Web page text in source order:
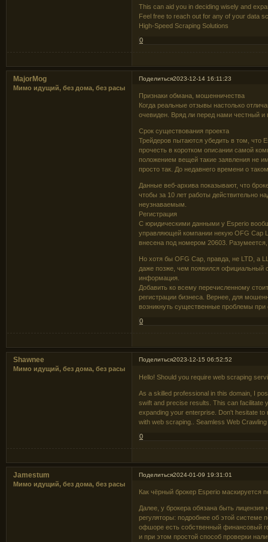
This can aid you in deciding wisely and
Feel free to reach out for any of your data
High-Speed Scraping Solutions
0
Поделиться2023-12-14 16:11:23
MajorMog
Мимо идущий, без дома, без расы
Признаки обмана, мошенничества
Когда реальные отзывы настолько
очевиден. Вряд ли перед нами честный
Срок существования проекта
Трейдеров пытаются убедить в том, что
прочесть в коротком описании самой
положением вещей такие заявления не
просто так. До недавнего времени о
Данные веб-архива показывают, что
чтобы за 10 лет работы действительно
неузнаваемым.
Регистрация
С юридическими данными у Esperio
управляющей компании некую OFG Cap
внесена под номером 20603.
Но хотя бы OFG Cap, правда, не LTD, а
даже позже, чем появился официальный
информация.
Добавить ко всему перечисленному
регистрации бизнеса. Вернее, для
возникнуть существенные проблемы
0
Поделиться2023-12-15 06:52:52
Shawnee
Мимо идущий, без дома, без расы
Hello! Should you require web scraping
As a skilled professional in this domain, I
swift and precise results. This can facilitate
expanding your enterprise. Don't hesitate
with web scraping.. Seamless Web Crawling
0
Поделиться2024-01-09 19:31:01
Jamestum
Мимо идущий, без дома, без расы
Как чёрный брокер Esperio маскируется
Далее, у брокера обязана быть
регуляторы: подробнее об этой системе
офшоре есть собственный финансовый
и при этом простой способ проверки